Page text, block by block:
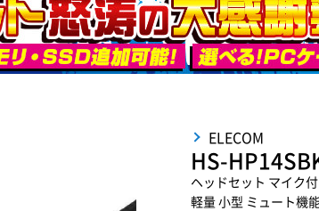
ELECOM
HS-
ヘッドセット マイク
軽量 小型 ミュート機